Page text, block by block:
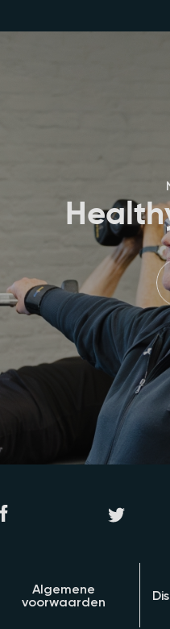
Algemene
voorwaarden